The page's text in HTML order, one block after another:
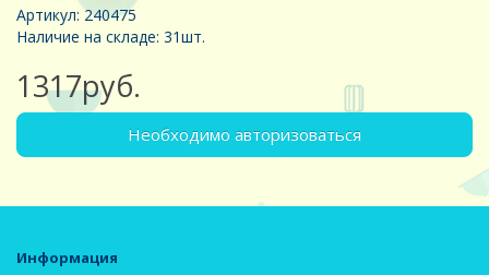
Артикул: 240475
Наличие на складе: 31шт.
1317руб.
Необходимо авторизоваться
Информация